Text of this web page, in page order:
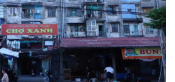
Podcast
Câu chuyện thời sự
Đọc truyện đêm khuya